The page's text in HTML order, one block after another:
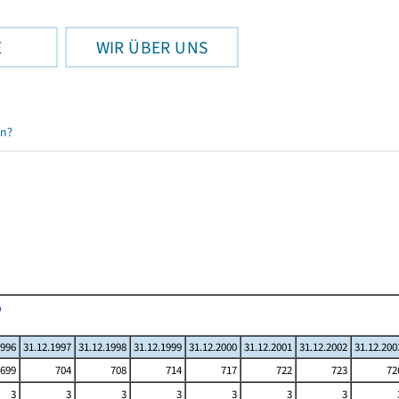
WIR ÜBER UNS
31.12.1997 31.12.1998 31.12.1999 31.12.2000 31.12.2001 31.12.2002
699 704 708 714 717 722 723
3 3 3 3 3 3 3